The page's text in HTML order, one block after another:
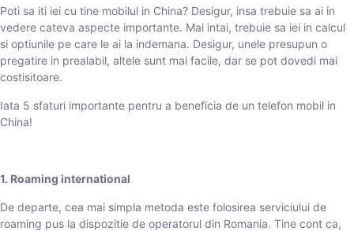
Poti sa iti iei cu tine mobilul in China? Desigur, insa trebuie sa ai in
vedere cateva aspecte importante. Mai intai, trebuie sa iei in calcul
si optiunile pe care le ai la indemana. Desigur, unele presupun o
pregatire in prealabil, altele sunt mai facile, dar se pot dovedi mai
costisitoare.
Iata 5 sfaturi importante pentru a beneficia de un telefon mobil in
China!
1. Roaming international
De departe, cea mai simpla metoda este folosirea serviciului de
roaming pus la dispozitie de operatorul din Romania. Tine cont ca,